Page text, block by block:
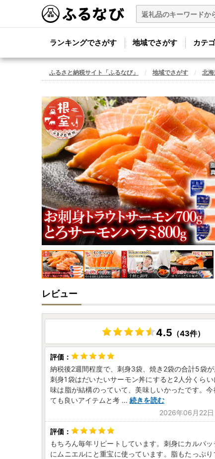
ランキングでさがす 地域でさがす カテ
ふるさと納税サイト「ふるなび」 地域でさがす 北
レビュー
4.5 （43件）
納税後2週間程度で、刺身3袋、焼き2袋の合計5袋が
刺身1袋はだいたいサーモン丼にすると2人分くらい
味は脂が結構のっていて、美味しいかったです。今
ても良いアイテムと考 ... 続きを読む
2026年06月22
もちろん毎年リピートしています。刺身にカルパッ
にムニエルにと重宝に使っています。脂もたっぷり